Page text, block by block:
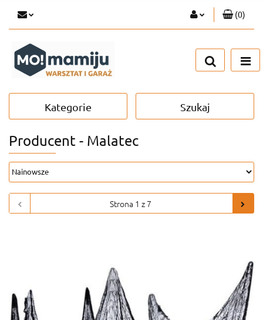
Zaloguj się
(0)
Kategorie Szukaj
Producent - Malatec